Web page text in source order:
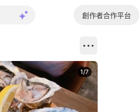
創作者合作平台
1/7